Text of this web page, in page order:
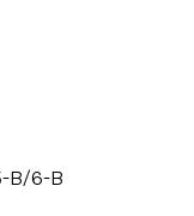
B/6-B